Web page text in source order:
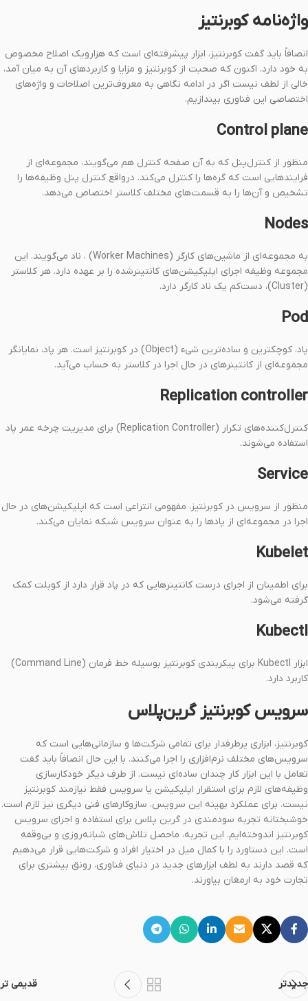
واژه‌نامه کوبرنتیز
انصافاً باید گفت کوبرنتیز، ابزار پیشرفته‌ای است که هزارویک اصلاح مخصوص
به خود دارد. اکنون که صحبت از کوبرنتیز و مزایا و کاربردهای آن به میان آمد،
خالی از لطف نیست اگر در ادامه نگاهی به معروف‌ترین اصلاحات و واژه‌های
اختصاصی این فناوری بیندازیم.
Control plane
منظور از کنترل‌پنل که به آن صفحه کنترل هم می‌‌گویند، مجموعه‌ای از
فرایند‌هایی است که گره‌ها را کنترل می‌کند. درواقع کنترل پنل وظیفه‌ها را
تشخیص و آن‌ها را به قسمت‌های مختلف کلاستر اختصاص می‌دهد.
Nodes
به مجموعه‌ای از ماشین‌های کارگر (Worker Machines) ، ناد می‌گویند. این
مجموعه وظیفه اجرای اپلیکیشن‌های کانتینرشده را بر عهده دارد. هر کلاستر
(Cluster)، دست‌کم یک ناد کارگر دارد.
Pod
پاد، کوچکترین و ساده‌ترین شیء (Object) در کوبرنتیز است. هر پاد، نمایانگر
مجموعه‌ای از کانتینرهای در حال اجرا در کلاستر به حساب می‌آید.
Replication controller
کنترل‌کننده‌های تکرار (Replication Controller) برای مدیریت چرخه عمر پاد
استفاده می‌شوند.
Service
منظور از سرویس در کوبرنتیز، مفهومی انتراعی است که اپلیکیشن‌های در حال
اجرا در مجموعه‌ای از پاد‌ها را به عنوان سرویس شبکه نمایان می‌کند.
Kubelet
برای اطمینان از اجرای درست کانتینرهایی که در پاد قرار دارد از کوبلت کمک
گرفته می‌شود.
Kubectl
ابزار Kubectl برای پیکربندی کوبرنتیز بوسیله خط فرمان (Command Line)
کاربرد دارد.
سرویس کوبرنتیزگرین‌پلاس
کوبرنتیز، ابزاری پرطرفدار برای تمامی شرکت‌ها و سازمانی‌هایی است که
سرویس‌های مختلف نرم‌افزاری را اجرا می‌کنند. با این حال انصافاً باید گفت
تعامل با این ابزار کار چندان‌ ساده‌ای نیست. از طرف دیگر خودکارسازی
وظیفه‌های لازم برای استقرار اپلیکیشن یا سرویس فقط نیازمند کوبرنتیز
نیست. برای عملکرد بهینه‌ این سرویس، سازوکارهای فنی دیگری نیز لازم است.
خوشبختانه تجربه سودمندی در گرین پلاس برای استفاده و اجرای سرویس
کوبرنتیز اندوخته‌ایم. این تجربه، ماحصل تلاش‌های شبانه‌روزی و بی‌وقفه‌
است. این دستاورد را با کمال میل در اختیار افراد و شرکت‌هایی قرار می‌دهیم
که قصد دارند به لطف ابزارهای جدید در دنیای فناوری، رونق بیشتری برای
تجارت خود به ارمغان بیاورند.
جدیدتر قدیمی تر